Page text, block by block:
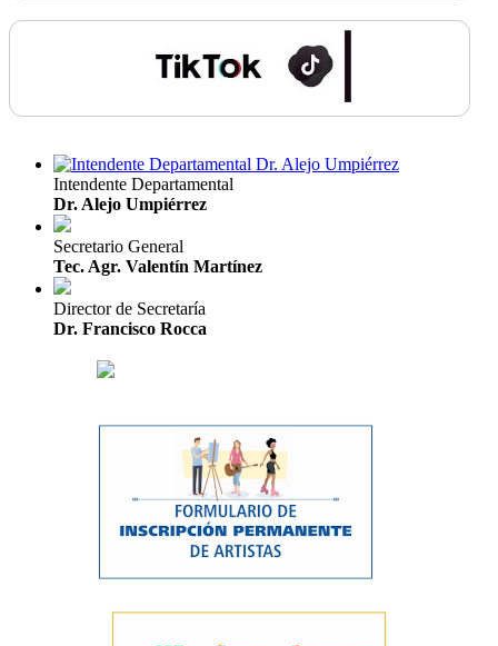
Intendente Departamental
Dr. Alejo Umpiérrez
Secretario General
Tec. Agr. Valentín Martínez
Director de Secretaría
Dr. Francisco Rocca